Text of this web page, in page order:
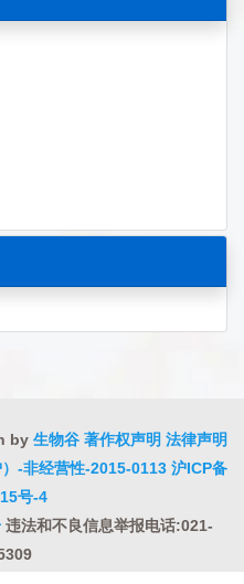
by 生物谷 著作权声明 法律声明
-非经营性-2015-0113 沪ICP备
号-4
违法和不良信息举报电话:021-